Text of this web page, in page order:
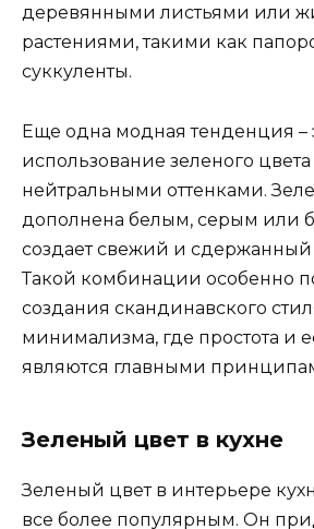
деревянными листьями или
растениями, такими как
суккуленты.
Еще одна модная тенденция –
использование зеленого
нейтральными оттенками.
дополнена белым, серым или
создает свежий и
Такой комбинации особенно
создания скандинавского
минимализма, где простота и
являются главными
Зеленый цвет в кухне
Зеленый цвет в интерьере
все более популярным. Он